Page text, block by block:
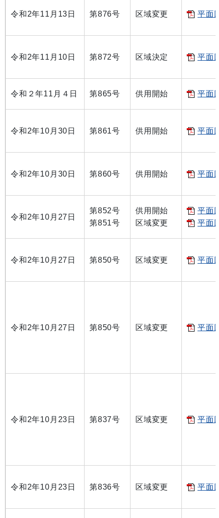
令和2年11月13日 第876号 区域変更 平面
令和2年11月10日 第872号 区域決定 平面
令和２年11月４日 第865号 供用開始 平面
令和2年10月30日 第861号 供用開始 平面
令和2年10月30日 第860号 供用開始 平面
令和2年10月27日
第852号
第851号
供用開始
区域変更
平面
平面
令和2年10月27日 第850号 区域変更 平面
令和2年10月27日 第850号 区域変更 平面
令和2年10月23日 第837号 区域変更 平面
令和2年10月23日 第836号 区域変更 平面